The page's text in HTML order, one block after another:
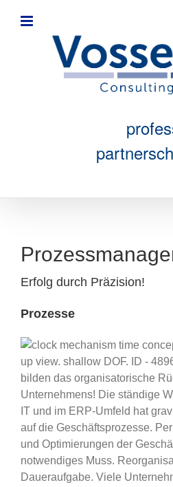
Inhalt
Erfolg durch Präzision!
Prozesse
bilden das organisatorische
Unternehmens! Die ständige
IT und im ERP-Umfeld hat
auf die Geschäftsprozesse.
und Optimierungen der
notwendiges Muss.
Daueraufgabe. Viele